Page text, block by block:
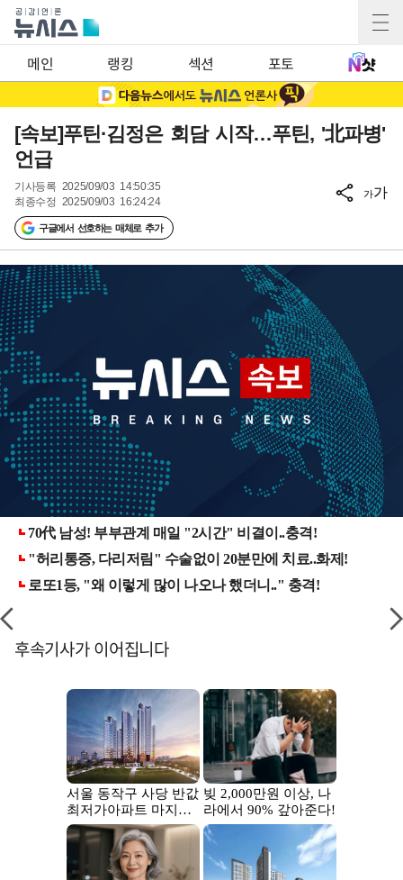
메인 랭킹 섹션 포토
[속보]푸틴·김정은 회담 시작…푸틴, '北파병'
언급
기사등록 2025/09/03 14:50:35
최종수정 2025/09/03 16:24:24
구글에서 선호하는 매체로 추가
가가
후속기사가 이어집니다